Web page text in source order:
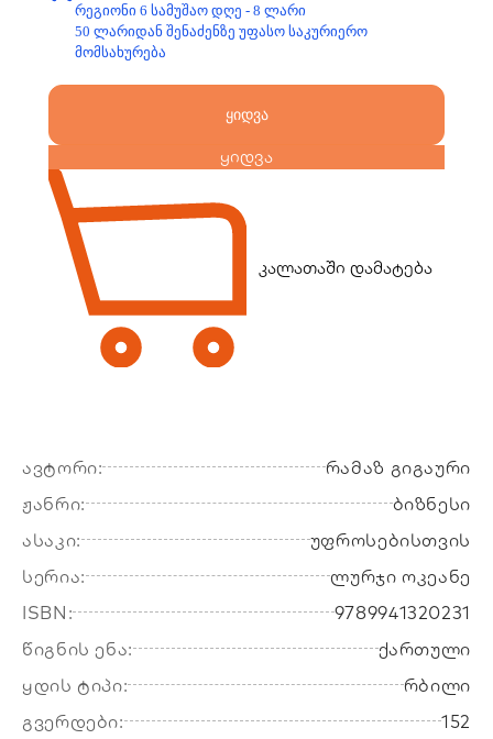
რეგიონი 6 სამუშაო დღე - 8 ლარი
50 ლარიდან შენაძენზე უფასო საკურიერო
მომსახურება
ყიდვა
ყიდვა
კალათაში დამატება
ავტორი:
რამაზ გიგაური
ჟანრი:
ბიზნესი
ასაკი:
უფროსებისთვის
სერია:
ლურჯი ოკეანე
ISBN:
9789941320231
წიგნის ენა:
ქართული
ყდის ტიპი:
რბილი
გვერდები:
152